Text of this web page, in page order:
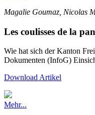
Magalie Goumaz, Nicolas
Les coulisses de la
Wie hat sich der Kanton
Dokumenten (InfoG)
Download Artikel
Mehr...